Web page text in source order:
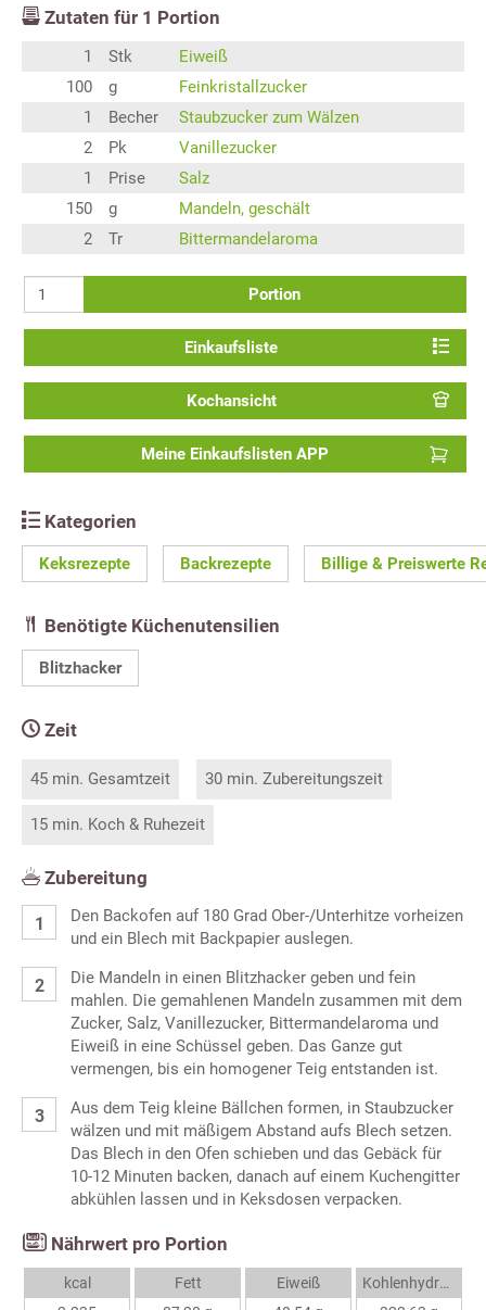
Zutaten für 1 Portion
1 Stk
Eiweiß
100
g
Feinkristallzucker
1
Becher
Staubzucker zum Wälzen
2
Pk
Vanillezucker
1
Prise
Salz
150
g
Mandeln, geschält
2
Tr Bittermandelaroma
Portion
Einkaufsliste
Kochansicht
Meine Einkaufslisten APP
Kategorien
Keksrezepte Backrezepte Billige & Preiswerte
Benötigte Küchenutensilien
Blitzhacker
Zeit
45 min. Gesamtzeit 30 min. Zubereitungszeit
15 min. Koch & Ruhezeit
Zubereitung
Den Backofen auf 180 Grad Ober-/Unterhitze vorheizen
und ein Blech mit Backpapier auslegen.
Die Mandeln in einen Blitzhacker geben und fein
mahlen. Die gemahlenen Mandeln zusammen mit dem
Zucker, Salz, Vanillezucker, Bittermandelaroma und
Eiweiß in eine Schüssel geben. Das Ganze gut
vermengen, bis ein homogener Teig entstanden ist.
Aus dem Teig kleine Bällchen formen, in Staubzucker
wälzen und mit mäßigem Abstand aufs Blech setzen.
Das Blech in den Ofen schieben und das Gebäck für
10-12 Minuten backen, danach auf einem Kuchengitter
abkühlen lassen und in Keksdosen verpacken.
Nährwert pro Portion
kcal
Fett
Eiweiß
Kohlenhydrate